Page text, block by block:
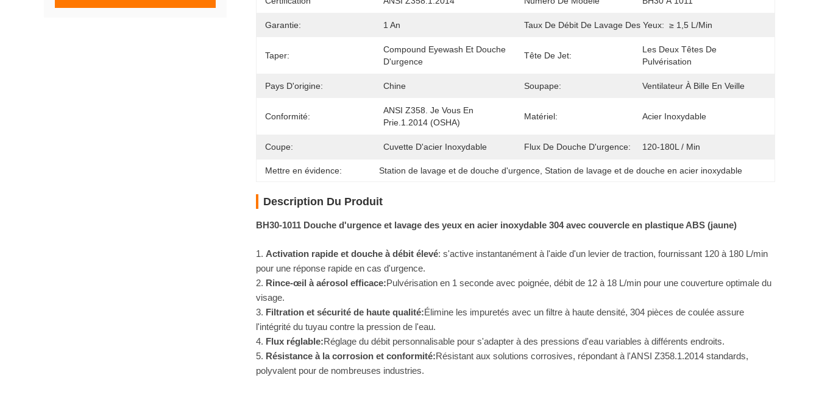
Garantie: 1 An Taux De Débit De Lavage Des Yeux: ≥ 1,5 L/min
Taper:
Compound Eyewash Et Douche
D'urgence
Tête De Jet:
Les Deux Têtes De
Pulvérisation
Pays D'origine: Chine Soupape: Ventilateur À Bille En Veille
Conformité:
ANSI Z358. Je Vous En
Prie.1.2014 (OSHA)
Matériel: Acier Inoxydable
Coupe: Cuvette D'acier Inoxydable Flux De Douche D'urgence: 120-180L / Min
Mettre en évidence: Station de lavage et de douche d'urgence , Station de lavage et de douche en acier inoxydable
Description Du Produit
BH30-1011 Douche d'urgence et lavage des yeux en acier inoxydable 304 avec couvercle en plastique ABS (jaune)
Activation rapide et douche à débit élevé: s'active instantanément à l'aide d'un levier de traction, fournissant 120 à 180 L/min
pour une réponse rapide en cas d'urgence.
Rince-œil à aérosol efficace:Pulvérisation en 1 seconde avec poignée, débit de 12 à 18 L/min pour une couverture optimale du
visage.
Filtration et sécurité de haute qualité:Élimine les impuretés avec un filtre à haute densité, 304 pièces de coulée assure
l'intégrité du tuyau contre la pression de l'eau.
Flux réglable:Réglage du débit personnalisable pour s'adapter à des pressions d'eau variables à différents endroits.
Résistance à la corrosion et conformité:Résistant aux solutions corrosives, répondant à l'ANSI Z358.1.2014 standards,
polyvalent pour de nombreuses industries.